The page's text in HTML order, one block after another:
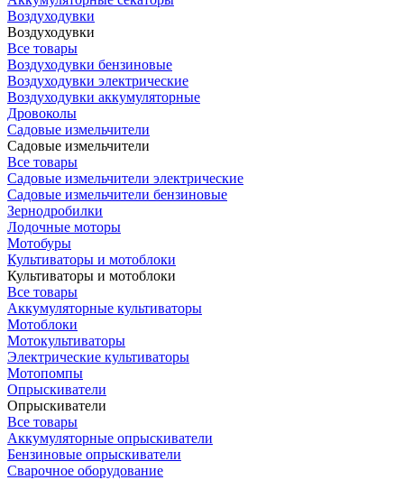
Воздуходувки
Воздуходувки
Все товары
Воздуходувки бензиновые
Воздуходувки электрические
Воздуходувки аккумуляторные
Дровоколы
Садовые измельчители
Садовые измельчители
Все товары
Садовые измельчители электрические
Садовые измельчители бензиновые
Зернодробилки
Лодочные моторы
Мотобуры
Культиваторы и мотоблоки
Культиваторы и мотоблоки
Все товары
Аккумуляторные культиваторы
Мотоблоки
Мотокультиваторы
Электрические культиваторы
Мотопомпы
Опрыскиватели
Опрыскиватели
Все товары
Аккумуляторные опрыскиватели
Бензиновые опрыскиватели
Сварочное оборудование